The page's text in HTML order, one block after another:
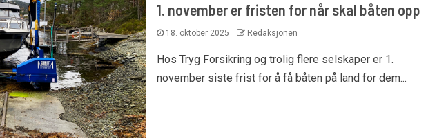
1. november er fristen for når skal båten opp
18. oktober 2025 Redaksjonen
Hos Tryg Forsikring og trolig flere selskaper er 1.
november siste frist for å få båten på land for dem...